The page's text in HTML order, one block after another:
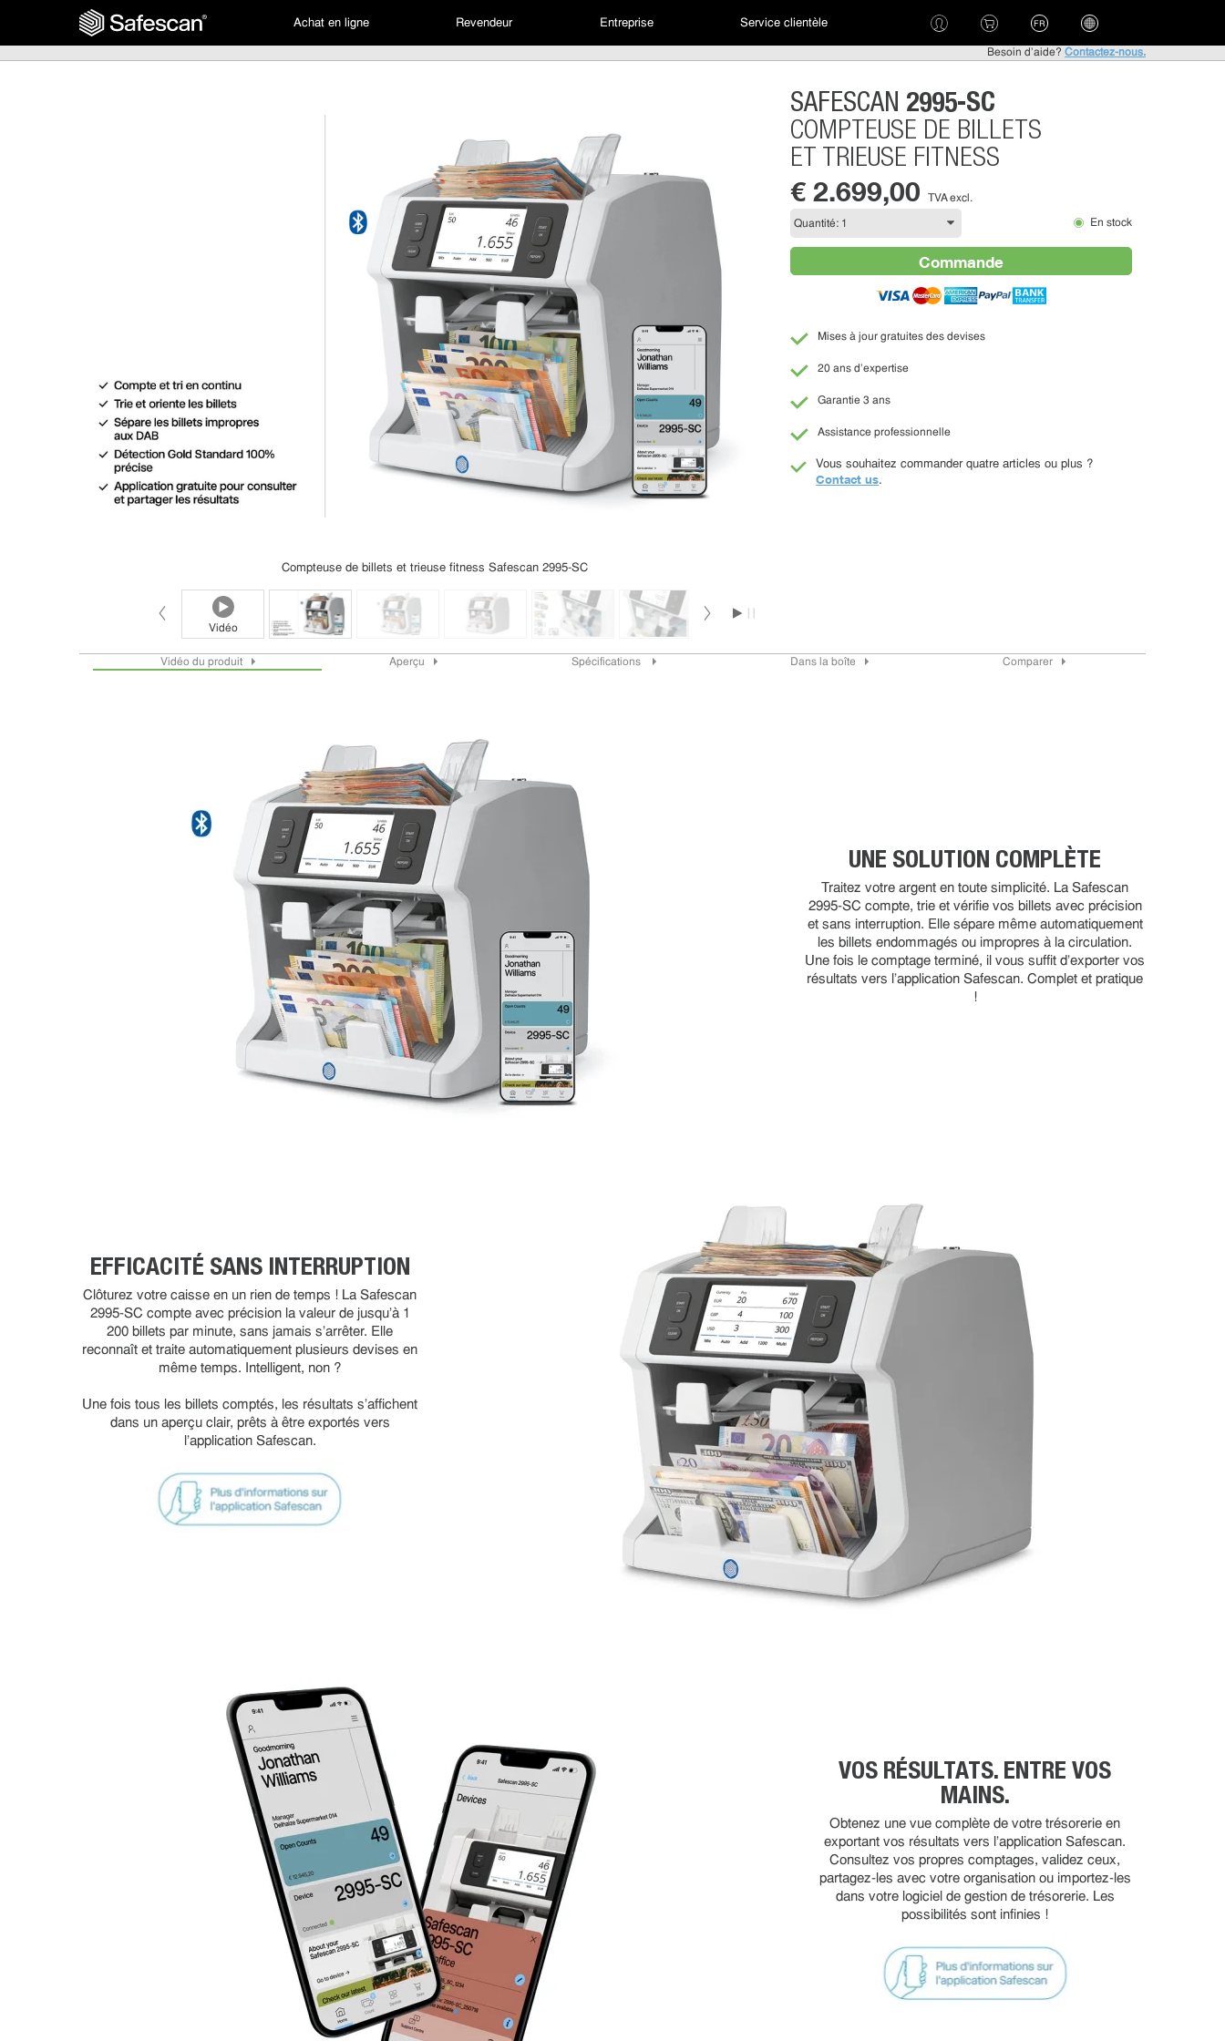
Achat en ligne Revendeur Entreprise Service clientèle FR
Besoin d'aide? Contactez-nous.
Compteuse de billets et trieuse fitness Safescan 2995-SC
Vidéo
SAFESCAN 2995-SC
COMPTEUSE DE BILLETS
ET TRIEUSE FITNESS
€ 2.699,00 TVA excl.
En stock
Commande
Mises à jour gratuites des devises
20 ans d'expertise
Garantie 3 ans
Assistance professionnelle
Vous souhaitez commander quatre articles ou plus ?
Contact us.
Vidéo du produit Aperçu Spécifications Dans la boîte Comparer
UNE SOLUTION COMPLÈTE
Traitez votre argent en toute simplicité. La Safescan
2995-SC compte, trie et vérifie vos billets avec précision
et sans interruption. Elle sépare même automatiquement
les billets endommagés ou impropres à la circulation.
Une fois le comptage terminé, il vous suffit d’exporter vos
résultats vers l’application Safescan. Complet et pratique
!
EFFICACITÉ SANS INTERRUPTION
Clôturez votre caisse en un rien de temps ! La Safescan
2995-SC compte avec précision la valeur de jusqu’à 1
200 billets par minute, sans jamais s’arrêter. Elle
reconnaît et traite automatiquement plusieurs devises en
même temps. Intelligent, non ?
Une fois tous les billets comptés, les résultats s’affichent
dans un aperçu clair, prêts à être exportés vers
l’application Safescan.
VOS RÉSULTATS. ENTRE VOS
MAINS.
Obtenez une vue complète de votre trésorerie en
exportant vos résultats vers l’application Safescan.
Consultez vos propres comptages, validez ceux,
partagez-les avec votre organisation ou importez-les
dans votre logiciel de gestion de trésorerie. Les
possibilités sont infinies !